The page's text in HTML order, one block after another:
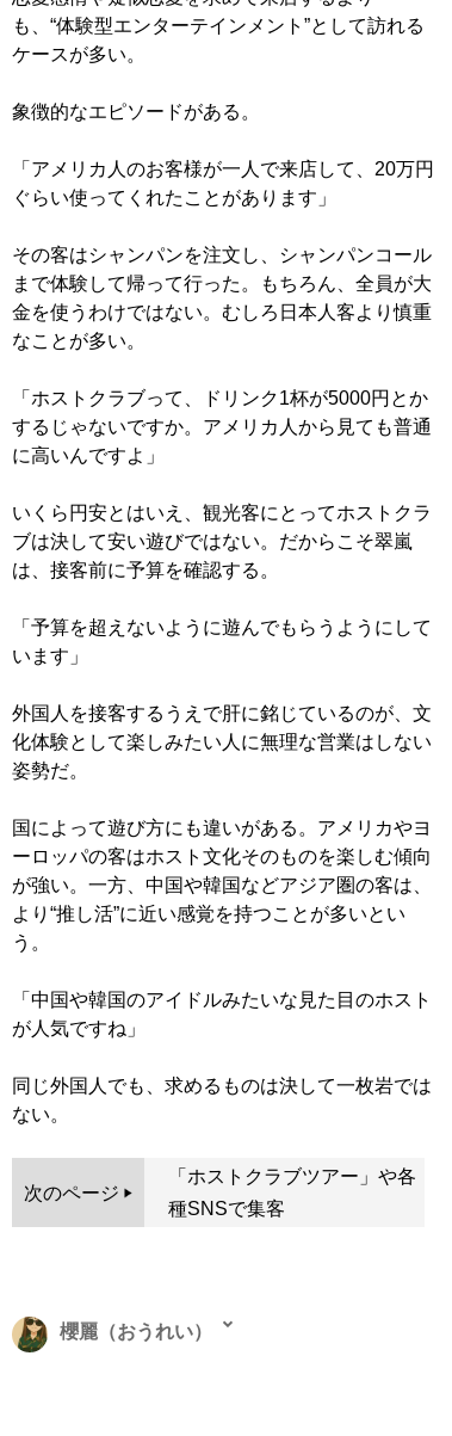
も、“体験型エンターテインメント”として訪れる
ケースが多い。
象徴的なエピソードがある。
「アメリカ人のお客様が一人で来店して、20万円
ぐらい使ってくれたことがあります」
その客はシャンパンを注文し、シャンパンコール
まで体験して帰って行った。もちろん、全員が大
金を使うわけではない。むしろ日本人客より慎重
なことが多い。
「ホストクラブって、ドリンク1杯が5000円とか
するじゃないですか。アメリカ人から見ても普通
に高いんですよ」
いくら円安とはいえ、観光客にとってホストクラ
ブは決して安い遊びではない。だからこそ翠嵐
は、接客前に予算を確認する。
「予算を超えないように遊んでもらうようにして
います」
外国人を接客するうえで肝に銘じているのが、文
化体験として楽しみたい人に無理な営業はしない
姿勢だ。
国によって遊び方にも違いがある。アメリカやヨ
ーロッパの客はホスト文化そのものを楽しむ傾向
が強い。一方、中国や韓国などアジア圏の客は、
より“推し活”に近い感覚を持つことが多いとい
う。
「中国や韓国のアイドルみたいな見た目のホスト
が人気ですね」
同じ外国人でも、求めるものは決して一枚岩では
ない。
次のページ
「ホストクラブツアー」や各
種SNSで集客
櫻麗（おうれい）